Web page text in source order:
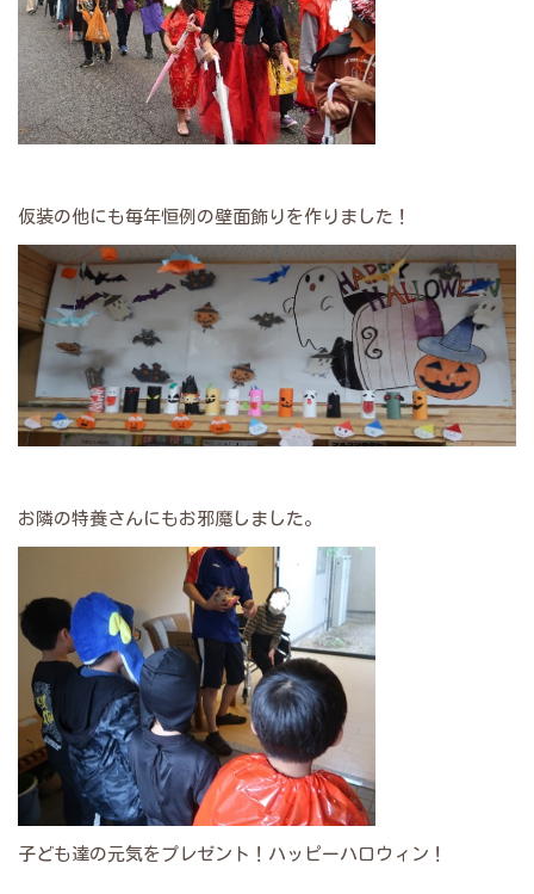
仮装の他にも毎年恒例の壁面飾りを作りました！
お隣の特養さんにもお邪魔しました。
子ども達の元気をプレゼント！ハッピーハロウィン！